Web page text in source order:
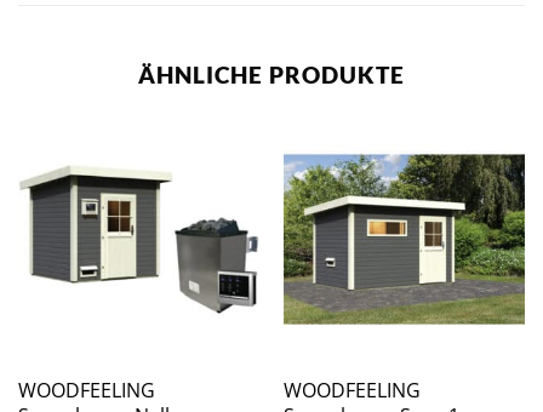
ÄHNLICHE PRODUKTE
WOODFEELING
WOODFEELING